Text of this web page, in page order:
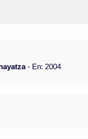
- En: 2004